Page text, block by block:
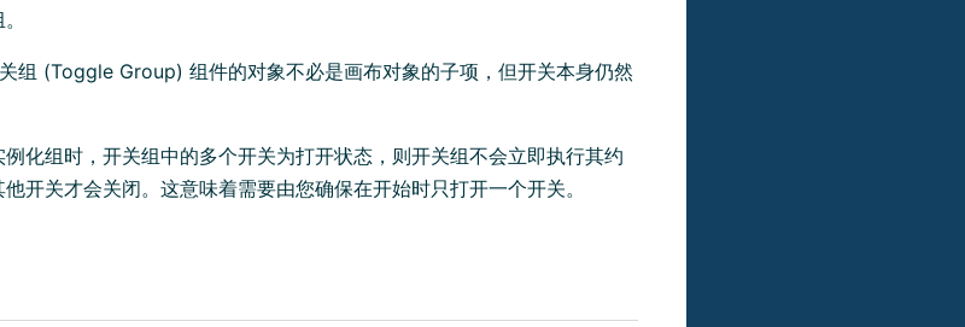
组 (Toggle Group) 组件的对象不必是画布对象的子项，但开关本身仍然
化组时，开关组中的多个开关为打开状态，则开关组不会立即执行其约
开关才会关闭。这意味着需要由您确保在开始时只打开一个开关。